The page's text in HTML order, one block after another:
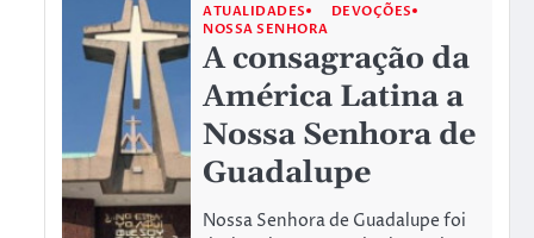
ATUALIDADES
DEVOÇÕES
NOSSA SENHORA
A consagração da
América Latina a
Nossa Senhora de
Guadalupe
Nossa Senhora de Guadalupe foi